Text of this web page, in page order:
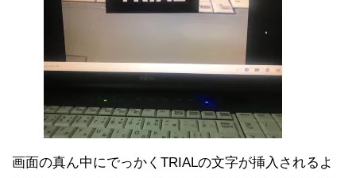
画面の真ん中にでっかくTRIALの文字が挿入されるよ